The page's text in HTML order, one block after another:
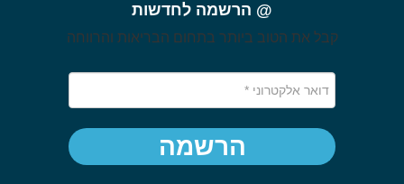
@ הרשמה לחדשות
קבל את הטוב ביותר בתחום הבריאות והרווחה
הרשמה